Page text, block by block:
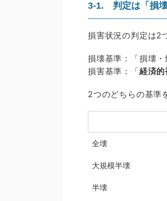
3-1. 判定は「損壊
損害状況の判定は2
損壊基準：「損壊
損害基準：「経済
2つのどちらの基準
全壊
大規模半壊
半壊